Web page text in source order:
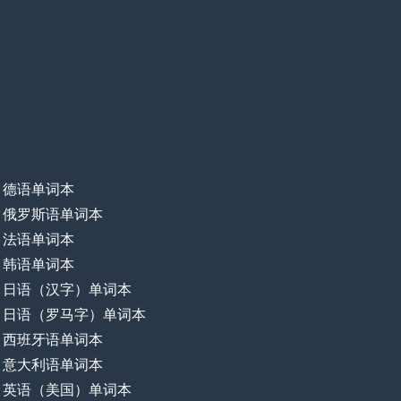
德语单词本
俄罗斯语单词本
法语单词本
韩语单词本
日语（汉字）单词本
日语（罗马字）单词本
西班牙语单词本
意大利语单词本
英语（美国）单词本